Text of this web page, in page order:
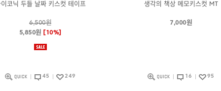
코닉 두들 날짜 키스컷 테이프
6,500원
5,850원 [10%]
45 249
생각의 책상 메모키스컷 MT
7,000원
16 95